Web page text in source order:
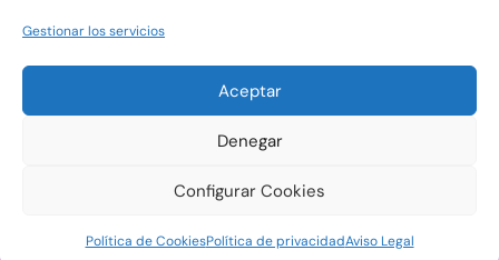
Gestionar los servicios
Aceptar
Denegar
Configurar Cookies
Política de CookiesPolítica de privacidadAviso Legal
The
The Shining
Derry